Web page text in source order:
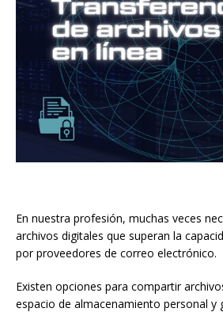
En nuestra profesión, muchas veces
archivos digitales que superan la
por proveedores de correo electrónico.
Existen opciones para compartir
espacio de almacenamiento personal y